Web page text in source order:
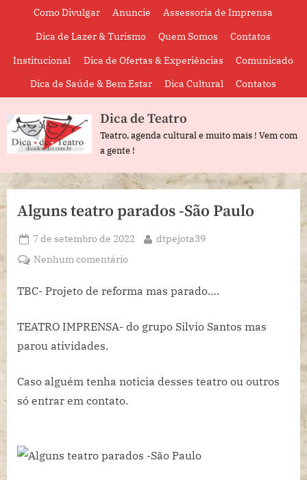
Como Divulgar Anuncie
Assessoria de Imprensa
Dica de Lazer & Turismo
Quem Somos
Contatos
Institucional
Dica de Ofertas & Experiências
Comunicado
Dica de Saúde & Bem Estar
Dica Cultural Contatos
Dica de Teatro
Teatro, agenda cultural e muito mais ! Vem com
a gente !
Alguns teatro parados -São Paulo
Posted
on
7 de setembro de 2022 By
dtpejota39
Nenhum comentário
teatro
-
TBC- Projeto de reforma mas parado….
TEATRO IMPRENSA- do grupo Silvio Santos mas
parou atividades.
Caso alguém tenha noticia desses teatro ou outros
só entrar em contato.